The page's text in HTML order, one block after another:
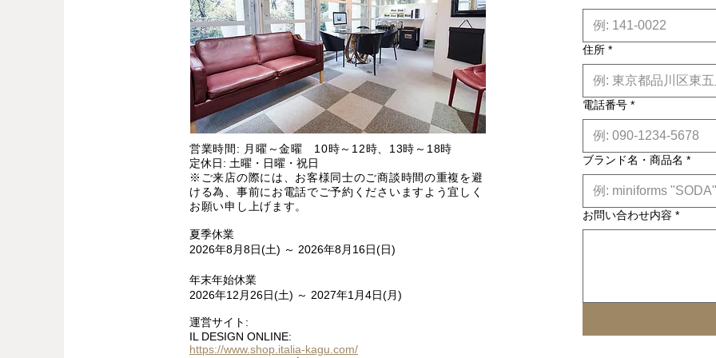
営業時間: 月曜～金曜 10時～12時、13時～18時
定休日: 土曜・日曜・祝日
※ご来店の際には、お客様同士のご商談時間の重複を避
ける為、事前にお電話でご予約くださいますよう宜しく
お願い申し上げます。
夏季休業
2026年8月8日(土) ～ 2026年8月16日(日)
年末年始休業
2026年12月26日(土) ～ 2027年1月4日(月)
運営サイト:
IL DESIGN ONLINE:
https://www.shop.italia-kagu.com/
住所 *
電話番号 *
ブランド名・商品名 *
お問い合わせ内容 *